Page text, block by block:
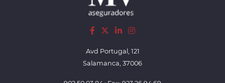
Avd Portugal, 121
Salamanca, 37006
902 50 03 84 ; Fax: 923 26 94 69